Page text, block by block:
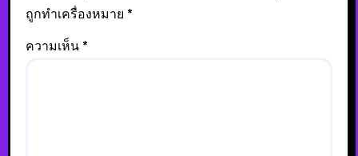
ถูกทำเครื่องหมาย *
ความเห็น *